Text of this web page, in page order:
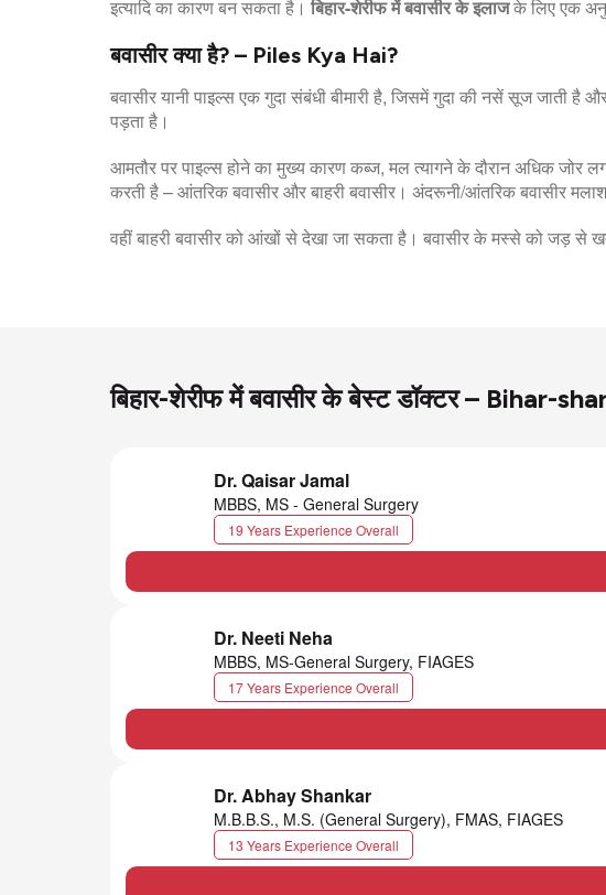
इत्यादि का कारण बन सकता है। बिहार-शेरीफ में बवासीर के इलाजके लिए एक
बवासीर क्या है? – Piles Kya Hai?
बवासीर यानी पाइल्स एक गुदा संबंधी बीमारी है, जिसमें गुदा की नसें सूज जाती
पड़ता है।
आमतौर पर पाइल्स होने का मुख्य कारण कब्ज, मल त्यागने के दौरान अधिक जोर
करती है – आंतरिक बवासीर और बाहरी बवासीर। अंदरूनी/आंतरिक बवासीर
वहीं बाहरी बवासीर को आंखों से देखा जा सकता है। बवासीर के मस्से को जड़ से
बिहार-शेरीफ में बवासीर के बेस्ट डॉक्टर –
Dr. Qaisar Jamal
MBBS, MS - General Surgery
19 Years Experience Overall
Dr. Neeti Neha
MBBS, MS-General Surgery, FIAGES
17 Years Experience Overall
Dr. Abhay Shankar
M.B.B.S., M.S. (General Surgery), FMAS, FIAGES
13 Years Experience Overall